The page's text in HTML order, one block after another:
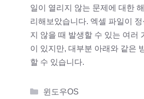
일이 열리지 않는 문제에 대한
리해보았습니다. 엑셀 파일이 정
지 않을 때 발생할 수 있는 여러
이 있지만, 대부분 아래와 같은
할 수 있습니다.
Categories
윈도우OS